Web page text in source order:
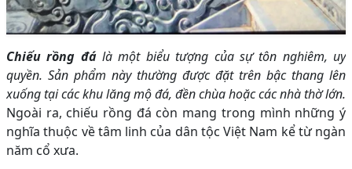
Chiếu rồng đálà một biểu tượng của sự tôn nghiêm, uy
quyền. Sản phẩm này thường được đặt trên bậc thang lên
xuống tại các khu lăng mộ đá, đền chùa hoặc các nhà thờ lớn.
Ngoài ra, chiếu rồng đá còn mang trong mình những ý
nghĩa thuộc về tâm linh của dân tộc Việt Nam kể từ ngàn
năm cổ xưa.